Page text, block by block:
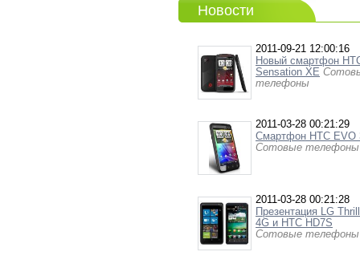
Новости
2011-09-21 12:00:16
Новый смартфон
Sensation XE
телефоны
2011-03-28 00:21:29
Смартфон HTC EVO
Сотовые телефоны
2011-03-28 00:21:28
Презентация LG Thrill
4G и HTC HD7S
Сотовые телефоны